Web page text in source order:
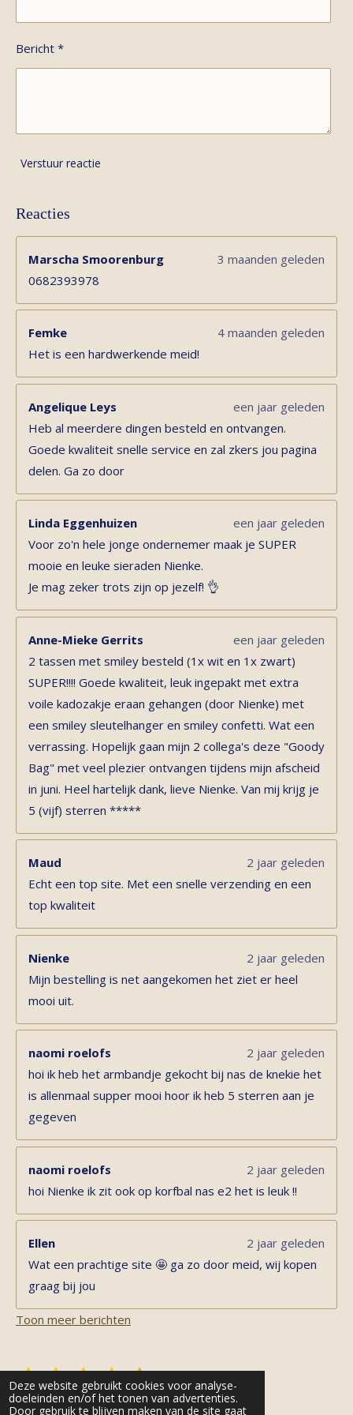
Deze website gebruikt cookies voor analyse-
doeleinden en/of het tonen van advertenties.
Door gebruik te blijven maken van de site gaat
Bericht *
Verstuur reactie
Reacties
Marscha Smoorenburg
3 maanden geleden
0682393978
Femke
4 maanden geleden
Het is een hardwerkende meid!
Angelique Leys
een jaar geleden
Heb al meerdere dingen besteld en ontvangen.
Goede kwaliteit snelle service en zal zkers jou pagina
delen. Ga zo door
Linda Eggenhuizen
een jaar geleden
Voor zo'n hele jonge ondernemer maak je SUPER
mooie en leuke sieraden Nienke.
Je mag zeker trots zijn op jezelf! 👌
Anne-Mieke Gerrits
een jaar geleden
2 tassen met smiley besteld (1x wit en 1x zwart)
SUPER!!!! Goede kwaliteit, leuk ingepakt met extra
voile kadozakje eraan gehangen (door Nienke) met
een smiley sleutelhanger en smiley confetti. Wat een
verrassing. Hopelijk gaan mijn 2 collega's deze "Goody
Bag" met veel plezier ontvangen tijdens mijn afscheid
in juni. Heel hartelijk dank, lieve Nienke. Van mij krijg je
5 (vijf) sterren *****
Maud
2 jaar geleden
Echt een top site. Met een snelle verzending en een
top kwaliteit
Nienke
2 jaar geleden
Mijn bestelling is net aangekomen het ziet er heel
mooi uit.
naomi roelofs
2 jaar geleden
hoi ik heb het armbandje gekocht bij nas de knekie het
is allenmaal supper mooi hoor ik heb 5 sterren aan je
gegeven
naomi roelofs
2 jaar geleden
hoi Nienke ik zit ook op korfbal nas e2 het is leuk !!
Ellen
2 jaar geleden
Wat een prachtige site 🤩 ga zo door meid, wij kopen
graag bij jou
Toon meer berichten
R
a
1
s
2
s
3
s
4
s
5
s
S
t
e
11 stemmen